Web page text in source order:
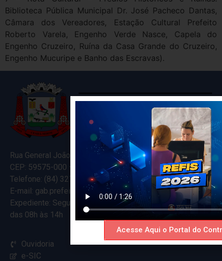
Biblioteca Pública Municipal Dr. José Pacheco Dantas,
Câmara dos Vereadores, Estação Cultural Prefeito
Roberto Varela, Engenho Verde Nasce, Capela do
Engenho Cruzeiro, Ruína da Casa Grande do Cruzeiro,
Engenho Mucuripe e Banho das Escravas).
Rua General João Varela, 635
CEP: 59575-000 – Ceará-Mirim – RN
Telefone: (84) 3274-5916
E-mail: gab.prefeitocearamirim@gmail.com
Expediente: Segunda à Sexta
das 08h às 14h
Ouvidoria
e-SIC
Acesse Aqui o Portal do